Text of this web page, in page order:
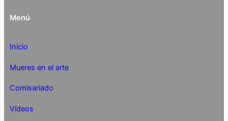
Menú
Inicio
Mueres en el arte
Comisariado
Vídeos